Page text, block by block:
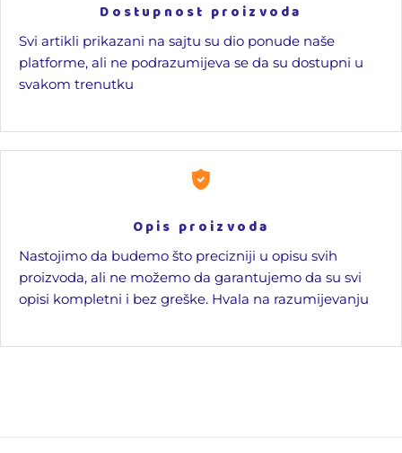
Dostupnost proizvoda
Svi artikli prikazani na sajtu su dio ponude naše
platforme, ali ne podrazumijeva se da su dostupni u
svakom trenutku
Opis proizvoda
Nastojimo da budemo što precizniji u opisu svih
proizvoda, ali ne možemo da garantujemo da su svi
opisi kompletni i bez greške. Hvala na razumijevanju